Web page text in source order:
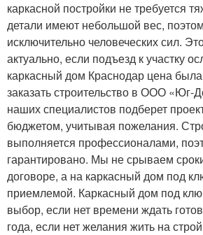
каркасной постройки не требуется
детали имеют небольшой вес,
исключительно человеческих сил.
актуально, если подъезд к участку
каркасный дом Краснодар цена
заказать строительство в ООО
наших специалистов подберет
бюджетом, учитывая пожелания.
выполняется профессионалами,
гарантировано. Мы не срываем
договоре, а на каркасный дом под
приемлемой. Каркасный дом под
выбор, если нет времени ждать
года, если нет желания жить на